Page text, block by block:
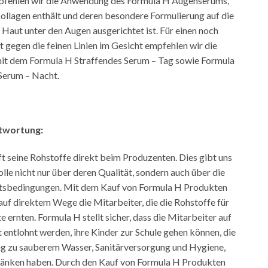
enthält und deren besondere Formulierung auf die
unter den Augen ausgerichtet ist. Für einen noch
gegen die feinen Linien im Gesicht empfehlen wir die
dem Formula H Straffendes Serum – Tag sowie Formula
– Nacht.
seine Rohstoffe direkt beim Produzenten. Dies gibt uns
nicht nur über deren Qualität, sondern auch über die
Mit dem Kauf von Formula H Produkten
direktem Wege die Mitarbeiter, die die Rohstoffe für
ernten. Formula H stellt sicher, dass die Mitarbeiter auf
entlohnt werden, ihre Kinder zur Schule gehen können, die
zu sauberem Wasser, Sanitärversorgung und Hygiene,
haben. Durch den Kauf von Formula H Produkten